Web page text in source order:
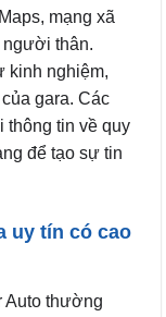
mạng xã
người thân.
kinh nghiệm,
gara. Các
thông tin về quy
để tạo sự tin
uy tín có cao
Auto thường